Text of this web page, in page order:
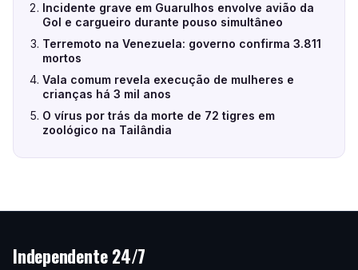
Incidente grave em Guarulhos envolve avião da
Gol e cargueiro durante pouso simultâneo
Terremoto na Venezuela: governo confirma 3.811
mortos
Vala comum revela execução de mulheres e
crianças há 3 mil anos
O vírus por trás da morte de 72 tigres em
zoológico na Tailândia
Independente 24/7